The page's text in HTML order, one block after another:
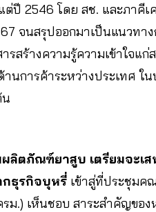
ต่ปี 2546 โดย สช. และภาคี
จนสรุปออกมาเป็นแนวทา
รสร้างความรู้ความเข้าใจแ
านการค้าระหว่างประเทศ
ตภัณฑ์ยาสูบ เตรียมจะเส
กธุรกิจบุหรี่ เข้าสู่ที่ประชุมค
.) เห็นชอบ สาระสำคัญของ